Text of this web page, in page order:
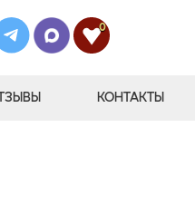
0
КОНТАКТЫ